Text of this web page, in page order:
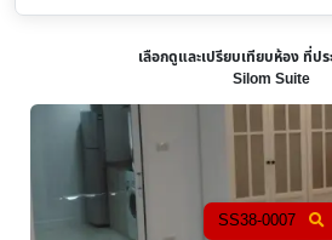
เลือกดูและเปรียบเทียบห้อง ที่ปร
Silom Suite